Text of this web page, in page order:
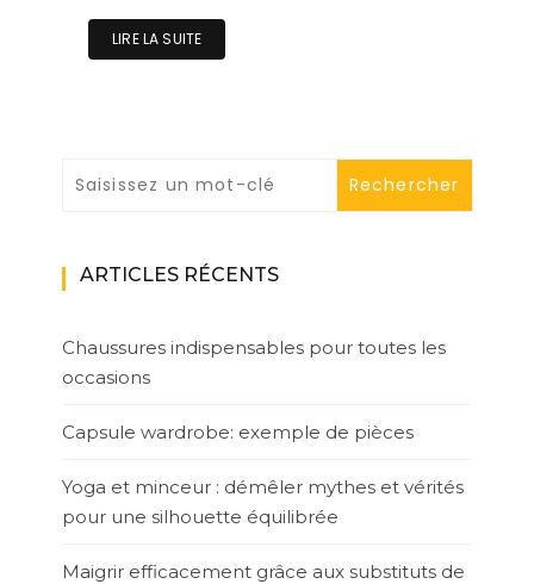
LIRE LA SUITE
ARTICLES RÉCENTS
Chaussures indispensables pour toutes les
occasions
Capsule wardrobe: exemple de pièces
Yoga et minceur : démêler mythes et vérités
pour une silhouette équilibrée
Maigrir efficacement grâce aux substituts de